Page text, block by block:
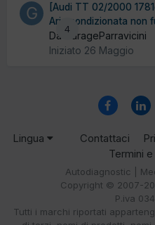
4
[Audi TT 02/2000
Aria condizionata non
Da GarageParravicini
Iniziato 26 Maggio
Lingua Contattaci
Termini
Autodiagnostic |
Copyright © 2007-
P.iva
Tutti i marchi riportati